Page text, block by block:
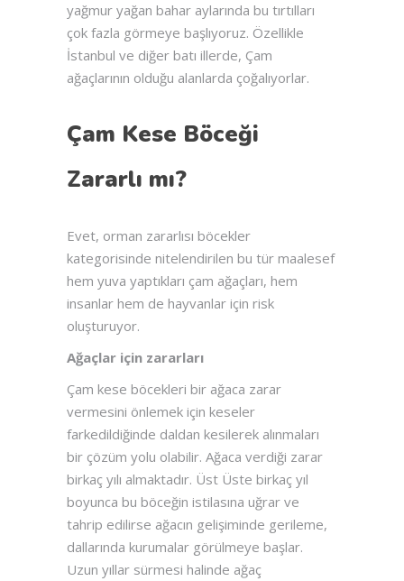
yağmur yağan bahar aylarında bu tırtılları
çok fazla görmeye başlıyoruz. Özellikle
İstanbul ve diğer batı illerde, Çam
ağaçlarının olduğu alanlarda çoğalıyorlar.
Çam Kese Böceği
Zararlı mı?
Evet, orman zararlısı böcekler
kategorisinde nitelendirilen bu tür maalesef
hem yuva yaptıkları çam ağaçları, hem
insanlar hem de hayvanlar için risk
oluşturuyor.
Ağaçlar için zararları
Çam kese böcekleri bir ağaca zarar
vermesini önlemek için keseler
farkedildiğinde daldan kesilerek alınmaları
bir çözüm yolu olabilir. Ağaca verdiği zarar
birkaç yılı almaktadır. Üst Üste birkaç yıl
boyunca bu böceğin istilasına uğrar ve
tahrip edilirse ağacın gelişiminde gerileme,
dallarında kurumalar görülmeye başlar.
Uzun yıllar sürmesi halinde ağaç